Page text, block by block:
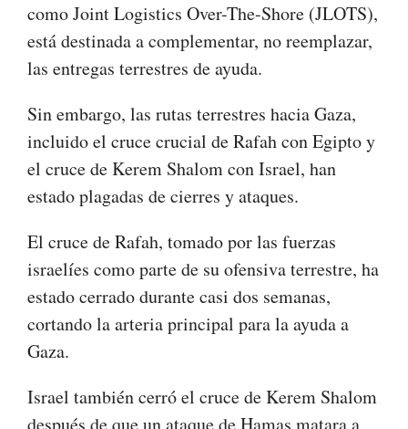
como Joint Logistics Over-The-Shore (JLOTS),
está destinada a complementar, no reemplazar,
las entregas terrestres de ayuda.
Sin embargo, las rutas terrestres hacia Gaza,
incluido el cruce crucial de Rafah con Egipto y
el cruce de Kerem Shalom con Israel, han
estado plagadas de cierres y ataques.
El cruce de Rafah, tomado por las fuerzas
israelíes como parte de su ofensiva terrestre, ha
estado cerrado durante casi dos semanas,
cortando la arteria principal para la ayuda a
Gaza.
Israel también cerró el cruce de Kerem Shalom